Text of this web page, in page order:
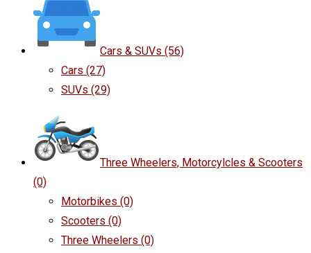
Cars & SUVs (56)
Cars (27)
SUVs (29)
Three Wheelers, Motorcylcles & Scooters
(0)
Motorbikes (0)
Scooters (0)
Three Wheelers (0)